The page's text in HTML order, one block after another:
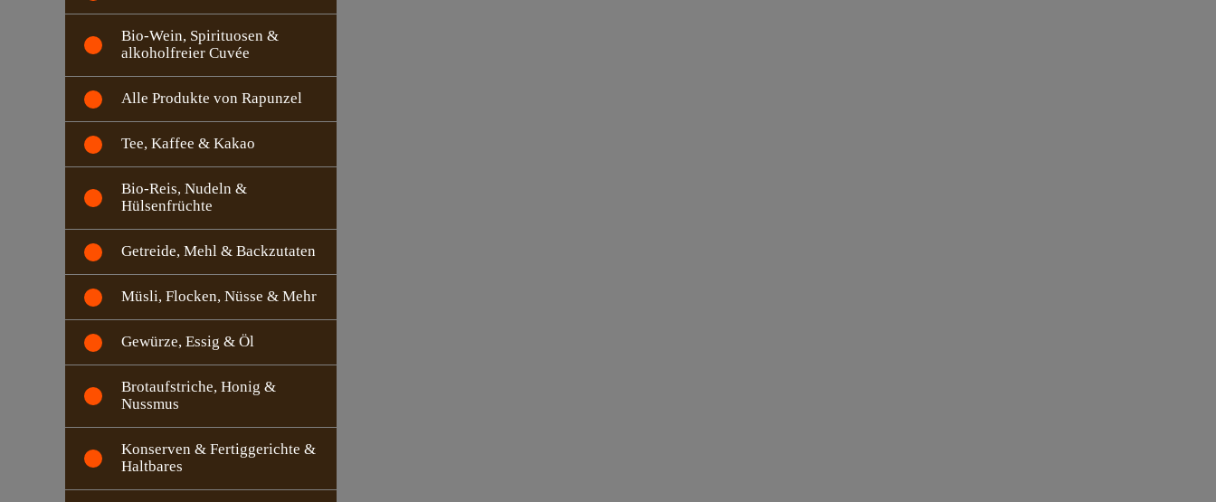
Bio-Wein, Spirituosen &
alkoholfreier Cuvée
Alle Produkte von Rapunzel
Tee, Kaffee & Kakao
Bio-Reis, Nudeln &
Hülsenfrüchte
Getreide, Mehl & Backzutaten
Müsli, Flocken, Nüsse & Mehr
Gewürze, Essig & Öl
Brotaufstriche, Honig &
Nussmus
Konserven & Fertiggerichte &
Haltbares